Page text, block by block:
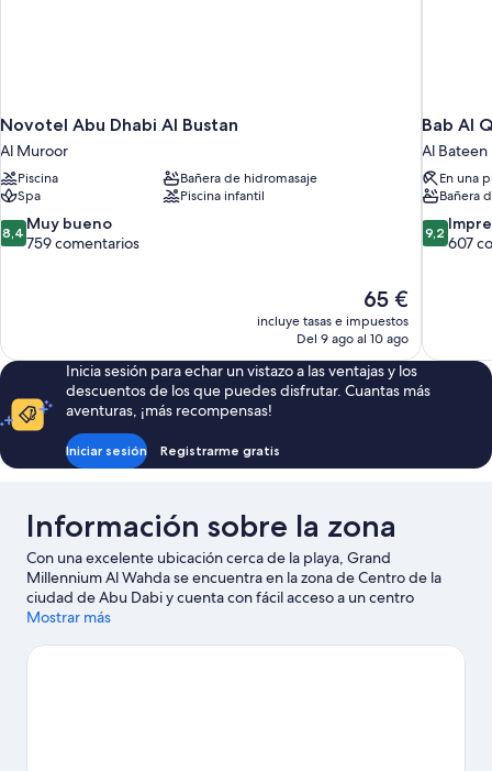
Novotel Abu Dhabi Al Bustan
Al Muroor
Piscina
Bañera de hidromasaje
Spa
Piscina infantil
8.4
sobre
8,4 Muy bueno
759 comentarios
El
precio
actual
de
65 €
65 €
incluye tasas e impuestos
Del 9 ago al 10 ago
Bab Al
Al Bateen
En una
Bañera
9.2
sobre
9,2
607
Inicia sesión para echar un vistazo a las ventajas y los
descuentos de los que puedes disfrutar. Cuantas más
aventuras, ¡más recompensas!
Iniciar sesión Registrarme gratis
Información sobre la zona
Con una excelente ubicación cerca de la playa, Grand
Millennium Al Wahda se encuentra en la zona de Centro de la
ciudad de Abu Dabi y cuenta con fácil acceso a un centro
comercial. Si quieres sumergirte en la belleza natural de la
¿Viajas con niños? Si es así, puedes llevarlos a Fundaci&oacute;n
Mostrar más